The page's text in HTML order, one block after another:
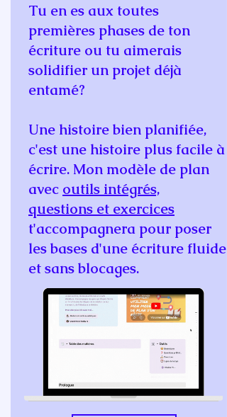
Tu en es aux toutes
premières phases de ton
écriture ou tu aimerais
solidifier un projet déjà
entamé?
Une histoire bien planifiée,
c'est une histoire plus facile à
écrire. Mon modèle de plan
avec outils intégrés,
questions et exercices
t'accompagnera pour poser
les bases d'une écriture fluide
et sans blocages.